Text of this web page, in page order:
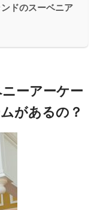
ドのスーベニア
ーアーケー
があるの？